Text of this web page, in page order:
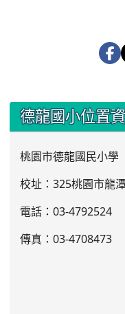
::: 德龍國小位置
桃園市德龍國民小學
校址：325桃園市龍
電話：03-4792524
傳真：03-4708473